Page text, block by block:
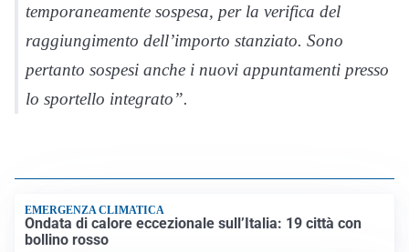
temporaneamente sospesa, per la verifica del
raggiungimento dell’importo stanziato. Sono
pertanto sospesi anche i nuovi appuntamenti presso
lo sportello integrato”.
EMERGENZA CLIMATICA
Ondata di calore eccezionale sull’Italia: 19 città con
bollino rosso